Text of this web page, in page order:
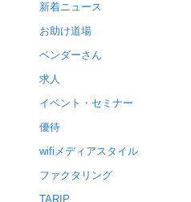
新着ニュース
お助け道場
ベンダーさん
求人
イベント・セミナー
優待
wifiメディアスタイル
ファクタリング
TARIP